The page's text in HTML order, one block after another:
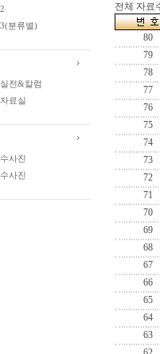
분류별)
전&칼럼
료실
사진
사진
전체 자료
80
79
78
77
76
75
74
73
72
71
70
69
68
67
66
65
64
63